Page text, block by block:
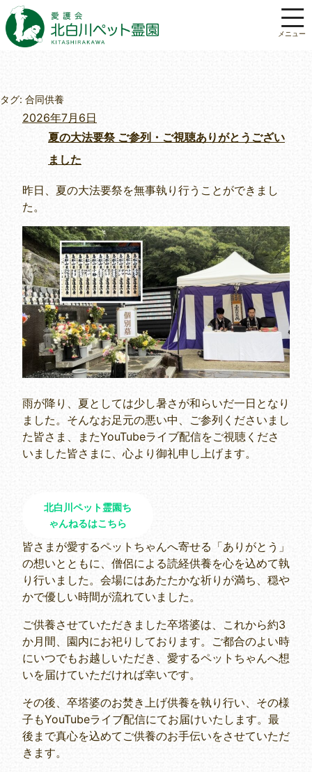
タグ: 合同供養
投
2026年7月6日
夏の大法要祭 ご参列・ご視聴ありがとうござい
ました
昨日、夏の大法要祭を無事執り行うことができまし
た。
雨が降り、夏としては少し暑さが和らいだ一日となり
ました。そんなお足元の悪い中、ご参列くださいまし
た皆さま、またYouTubeライブ配信をご視聴くださ
いました皆さまに、心より御礼申し上げます。
北白川ペット霊園ち
ゃんねるはこちら
皆さまが愛するペットちゃんへ寄せる「ありがとう」
の想いとともに、僧侶による読経供養を心を込めて執
り行いました。会場にはあたたかな祈りが満ち、穏や
かで優しい時間が流れていました。
ご供養させていただきました卒塔婆は、これから約3
か月間、園内にお祀りしております。ご都合のよい時
にいつでもお越しいただき、愛するペットちゃんへ想
いを届けていただければ幸いです。
その後、卒塔婆のお焚き上げ供養を執り行い、その様
子もYouTubeライブ配信にてお届けいたします。最
後まで真心を込めてご供養のお手伝いをさせていただ
きます。